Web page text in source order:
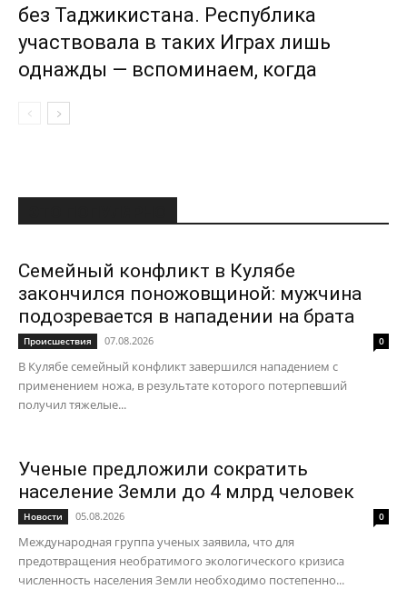
без Таджикистана. Республика
участвовала в таких Играх лишь
однажды — вспоминаем, когда
Семейный конфликт в Кулябе
закончился поножовщиной: мужчина
подозревается в нападении на брата
Происшествия 07.08.2026 0
В Кулябе семейный конфликт завершился нападением с
применением ножа, в результате которого потерпевший
получил тяжелые...
Ученые предложили сократить
население Земли до 4 млрд человек
Новости 05.08.2026 0
Международная группа ученых заявила, что для
предотвращения необратимого экологического кризиса
численность населения Земли необходимо постепенно...